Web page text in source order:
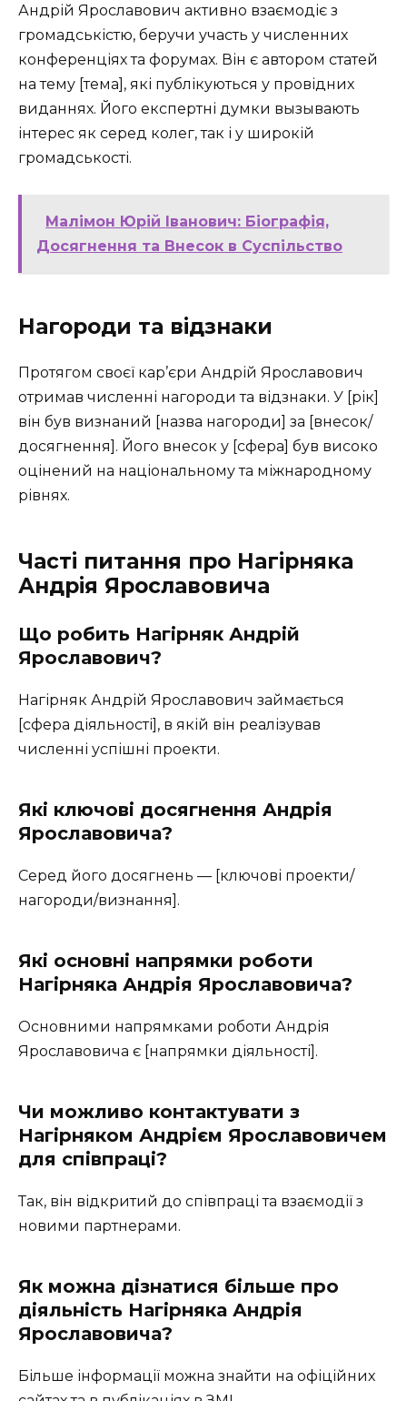
Андрій Ярославович активно взаємодіє з
громадськістю, беручи участь у численних
конференціях та форумах. Він є автором статей
на тему [тема], які публікуються у провідних
виданнях. Його експертні думки вызывають
інтерес як серед колег, так і у широкій
громадськості.
Малімон Юрій Іванович: Біографія,
Досягнення та Внесок в Суспільство
Нагороди та відзнаки
Протягом своєї кар’єри Андрій Ярославович
отримав численні нагороди та відзнаки. У [рік]
він був визнаний [назва нагороди] за [внесок/
досягнення]. Його внесок у [сфера] був високо
оцінений на національному та міжнародному
рівнях.
Часті питання про Нагірняка
Андрія Ярославовича
Що робить Нагірняк Андрій
Ярославович?
Нагірняк Андрій Ярославович займається
[сфера діяльності], в якій він реалізував
численні успішні проекти.
Які ключові досягнення Андрія
Ярославовича?
Серед його досягнень — [ключові проекти/
нагороди/визнання].
Які основні напрямки роботи
Нагірняка Андрія Ярославовича?
Основними напрямками роботи Андрія
Ярославовича є [напрямки діяльності].
Чи можливо контактувати з
Нагірняком Андрієм Ярославовичем
для співпраці?
Так, він відкритий до співпраці та взаємодії з
новими партнерами.
Як можна дізнатися більше про
діяльність Нагірняка Андрія
Ярославовича?
Більше інформації можна знайти на офіційних